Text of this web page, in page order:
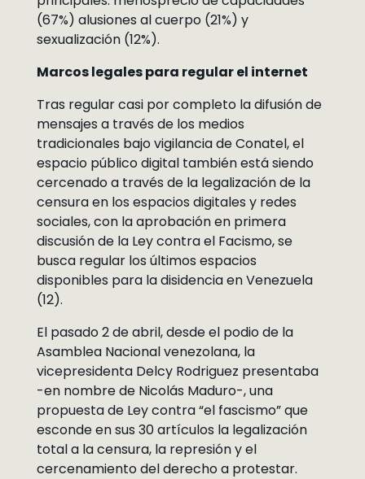
(67%) alusiones al cuerpo (21%) y
sexualización (12%).
Marcos legales para regular el internet
Tras regular casi por completo la difusión de
mensajes a través de los medios
tradicionales bajo vigilancia de Conatel, el
espacio público digital también está siendo
cercenado a través de la legalización de la
censura en los espacios digitales y redes
sociales, con la aprobación en primera
discusión de la Ley contra el Facismo, se
busca regular los últimos espacios
disponibles para la disidencia en Venezuela
(12).
El pasado 2 de abril, desde el podio de la
Asamblea Nacional venezolana, la
vicepresidenta Delcy Rodriguez presentaba
-en nombre de Nicolás Maduro-, una
propuesta de Ley contra “el fascismo” que
esconde en sus 30 artículos la legalización
total a la censura, la represión y el
cercenamiento del derecho a protestar.